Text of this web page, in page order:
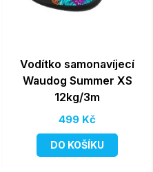
Vodítko samonavíjecí
Waudog Summer XS
12kg/3m
499 Kč
DO KOŠÍKU